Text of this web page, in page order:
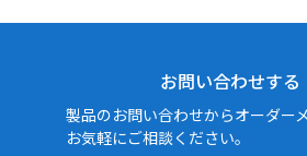
お問い合わせする
製品のお問い合わせからオーダー
お気軽にご相談ください。